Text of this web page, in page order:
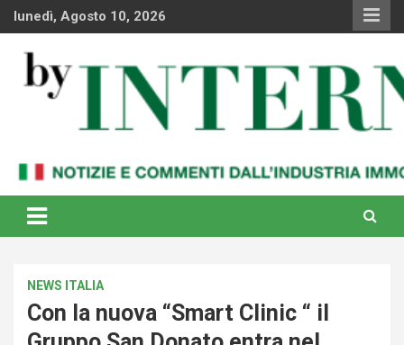
Skiplunedì, Agosto 10, 2026
By Internews
internazionale
NEWS ITALIA
Con la nuova “Smart Clinic “ il